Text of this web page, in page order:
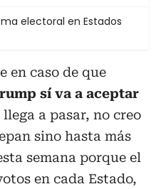
electoral en Estados
en caso de que
sí va a aceptar
llega a pasar, no creo
sino hasta más
semana porque el
en cada Estado,